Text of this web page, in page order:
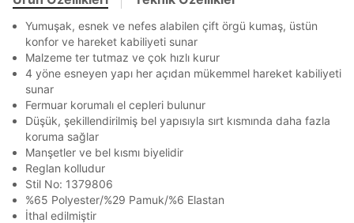
Akbank Axess
Ziraat Bankası 4
AnadoluBank World 3
Kapat
Yumuşak, esnek ve nefes alabilen çift örgü kumaş, üstün
konfor ve hareket kabiliyeti sunar
Malzeme ter tutmaz ve çok hızlı kurur
4 yöne esneyen yapı her açıdan mükemmel hareket kabiliyeti
sunar
Fermuar korumalı el cepleri bulunur
Düşük, şekillendirilmiş bel yapısıyla sırt kısmında daha fazla
koruma sağlar
Manşetler ve bel kısmı biyelidir
Reglan kolludur
Stil No: 1379806
%65 Polyester/%29 Pamuk/%6 Elastan
İthal edilmiştir
Beden Seçin
Mağazada Bul
Stok Bildirimi
Ürün stoklara geldiğindemail adresinize
bildirim göndereceğiz.
Kapat
E-posta Adresi *
Sipariş Numaranız *
En az 8 karakter
Bir rakam
Bir büyük harf
En az 1 özel karakter
Aşağıdakileri okudum ve kabul ediyorum:
Kişisel verileriniz
Aydınlatma Metni
Hüküm ve Koşullar
uyarınca işlenecektir. Kişisel verilerimin Doğuş
Perakende Satış Giyim ve Aksesuar Ticaret A.Ş.
tarafından ticari elektronik ileti gönderilmesi amacıyla
işlenmesini kabul ediyorum.
Sms
E-mail
SMS Onay Kodu
Bilgilerinizi güncellemek için lütfen telefonunuza SMS
ile gelen kodu girerek telefon numaranızı doğrulayın.
SMS Onay Kodu
Bilgilerinizi güncellemek için lütfen telefonunuza SMS
ile gelen kodu girerek telefon numaranızı doğrulayın.